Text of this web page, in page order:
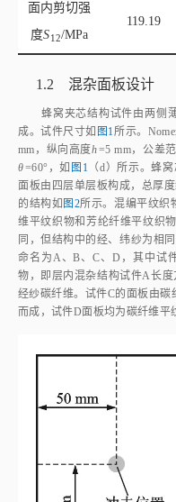
面内剪切强
度S 12/MPa
119.19
1.2 混杂面板设计
蜂窝夹芯结构试件由两侧
成。试件尺寸如 图1所示。
mm，纵向高度h=5 mm，公差
θ=60°，如 图1 （d）所示。蜂
面板由四层单层板构成，总厚
的结构如 图2所示。混编平纹织
维平纹织物和芳纶纤维平纹织
同，但结构中的经、纬纱为相
命名为A、B、C、D，其中试
物，即层内混杂结构试件A长
经纱碳纤维。试件C的面板由
而成，试件D面板均为碳纤维平